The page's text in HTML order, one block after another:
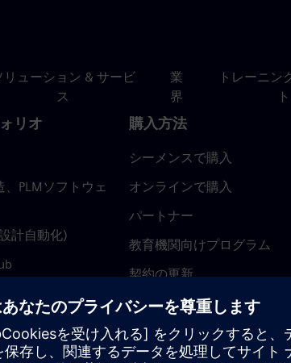
リューション & サービ
ス
業
界
トレーニン
ト
リオ
、PLMソフトウェ
計自動化)
購入方法
シーメンスで購入
オンラインで購入
パートナー
教育機関向けプログラム
契約の更新
返金ポリシー